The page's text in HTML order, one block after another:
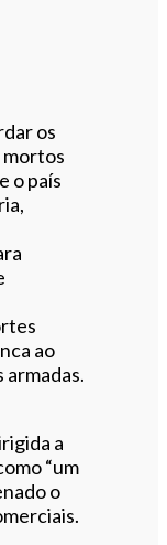
os
o país
ao
armadas.
a
“um
o